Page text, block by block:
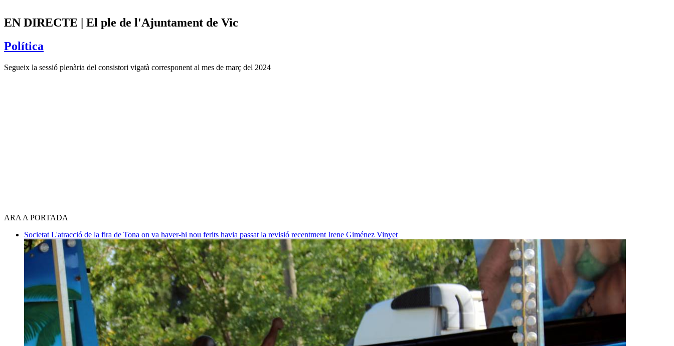
EN DIRECTE | El ple de l'Ajuntament de Vic
Política
Segueix la sessió plenària del consistori vigatà corresponent al mes de març del 2024
ARA A PORTADA
Societat L'atracció de la fira de Tona on va haver-hi nou ferits havia passat la revisió recentment Irene Giménez Vinyet